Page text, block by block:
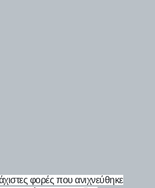
φορές που ανιχνεύθηκε